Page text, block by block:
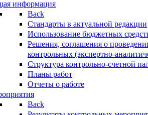
информация
Back
Стандарты в актуальной редакции
Использование бюджетных
Решения, соглашения о
контрольных (экспертно-
Структура контрольно-счетной
Планы работ
Отчеты о работе
Back